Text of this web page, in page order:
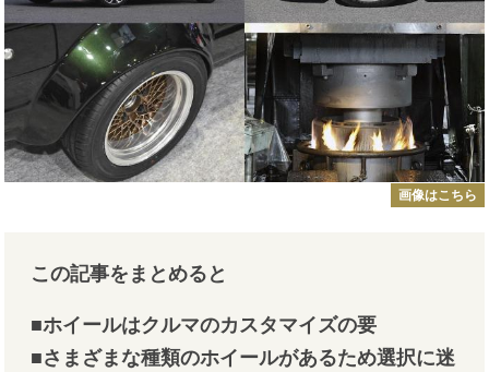
画像はこちら
この記事をまとめると
■ホイールはクルマのカスタマイズの要
■さまざまな種類のホイールがあるため選択に迷